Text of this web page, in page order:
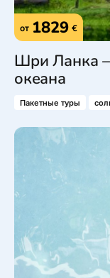
от 1829 €
Шри Ланка
океана
Пакетные туры